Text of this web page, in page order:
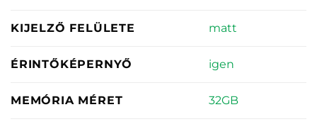
KIJELZŐ FELÜLETE matt
ÉRINTŐKÉPERNYŐ igen
MEMÓRIA MÉRET 32GB